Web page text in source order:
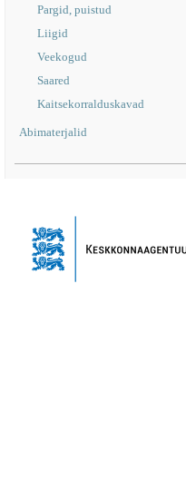
Pargid, puistud
Liigid
Veekogud
Saared
Kaitsekorralduskavad
Abimaterjalid